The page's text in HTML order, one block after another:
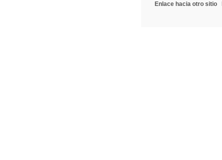
Enlace hacia otro sitio